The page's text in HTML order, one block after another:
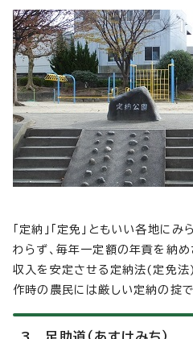
「定納」「定免」ともいい各地に
わらず、毎年一定額の年貢を納
収入を安定させる定納法(定免法
作時の農民には厳しい定納の掟で